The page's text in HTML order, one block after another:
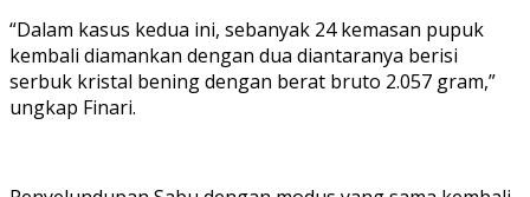
“Dalam kasus kedua ini, sebanyak 24 kemasan pupuk
kembali diamankan dengan dua diantaranya berisi
serbuk kristal bening dengan berat bruto 2.057 gram,”
ungkap Finari.